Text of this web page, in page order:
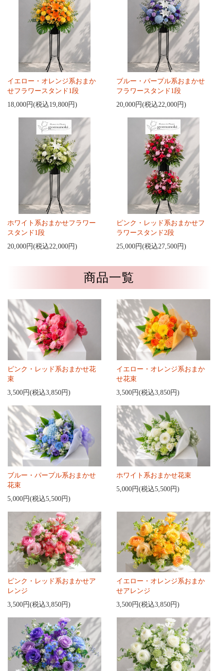
イエロー・オレンジ系おまか
せフラワースタンド1段
18,000円(税込19,800円)
ブルー・パープル系おまかせ
フラワースタンド1段
20,000円(税込22,000円)
ホワイト系おまかせフラワー
スタンド1段
20,000円(税込22,000円)
ピンク・レッド系おまかせフ
ラワースタンド2段
25,000円(税込27,500円)
商品一覧
ピンク・レッド系おまかせ花
束
3,500円(税込3,850円)
イエロー・オレンジ系おまか
せ花束
3,500円(税込3,850円)
ブルー・パープル系おまかせ
花束
5,000円(税込5,500円)
ホワイト系おまかせ花束
5,000円(税込5,500円)
ピンク・レッド系おまかせア
レンジ
3,500円(税込3,850円)
イエロー・オレンジ系おまか
せアレンジ
3,500円(税込3,850円)